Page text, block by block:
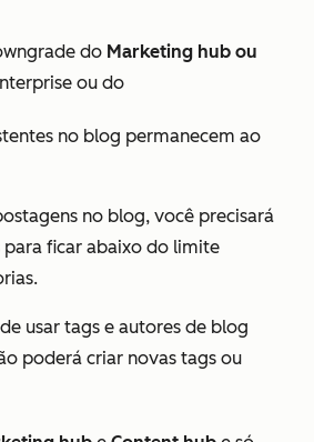
do Marketing hub ou
ou do
no blog permanecem ao
no blog, você precisará
para ficar abaixo do limite
usar tags e autores de blog
poderá criar novas tags ou